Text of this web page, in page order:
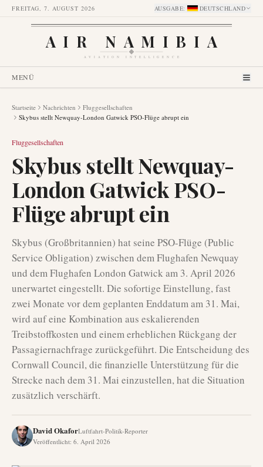
FREITAG, 7. AUGUST 2026 AUSGABE: DEUTSCHLAND
AIR NAMIBIA
AVIATION INTELLIGENCE
MENÜ
Startseite Nachrichten
Fluggesellschaften
Skybus stellt Newquay-London Gatwick PSO-Flüge abrupt ein
Fluggesellschaften
Skybus stellt Newquay-
London Gatwick PSO-
Flüge abrupt ein
Skybus (Großbritannien) hat seine PSO-Flüge (Public
Service Obligation) zwischen dem Flughafen Newquay
und dem Flughafen London Gatwick am 3. April 2026
unerwartet eingestellt. Die sofortige Einstellung, fast
zwei Monate vor dem geplanten Enddatum am 31. Mai,
wird auf eine Kombination aus eskalierenden
Treibstoffkosten und einem erheblichen Rückgang der
Passagiernachfrage zurückgeführt. Die Entscheidung des
Cornwall Council, die finanzielle Unterstützung für die
Strecke nach dem 31. Mai einzustellen, hat die Situation
zusätzlich verschärft.
David OkaforLuftfahrt-Politik-Reporter
Veröffentlicht: 6. April 2026